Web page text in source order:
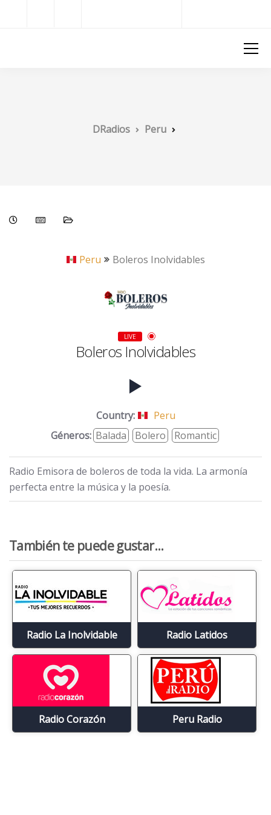
DRadios Peru
Peru Boleros Inolvidables
LIVE
Boleros Inolvidables
Country:
Peru
Géneros: Balada Bolero Romantic
Radio Emisora de boleros de toda la vida. La armonía
perfecta entre la música y la poesía.
También te puede gustar...
Radio La Inolvidable Radio Latidos
Radio Corazón Peru Radio